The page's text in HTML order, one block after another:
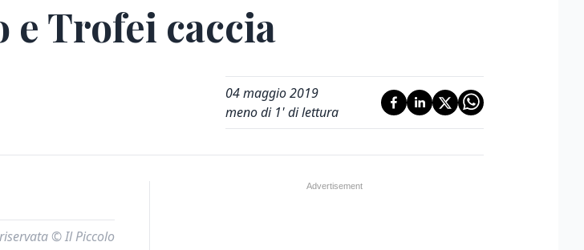
Trofei caccia
04 maggio 2019
meno di 1' di lettura
© Il Piccolo